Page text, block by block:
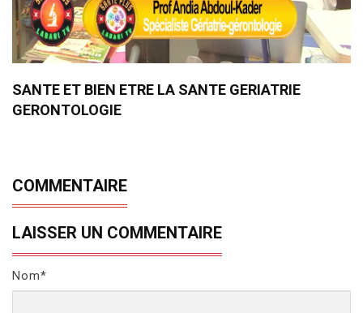
SANTE ET BIEN ETRE LA SANTE GERIATRIE
GERONTOLOGIE
COMMENTAIRE
LAISSER UN COMMENTAIRE
Nom*